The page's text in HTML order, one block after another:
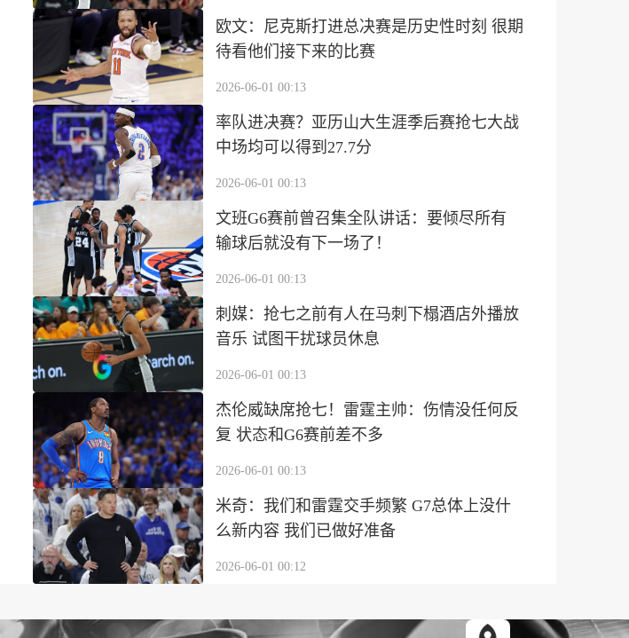
欧文：尼克斯打进总决赛是历史性时刻 很期
待看他们接下来的比赛
2026-06-01 00:13
率队进决赛？亚历山大生涯季后赛抢七大战
中场均可以得到27.7分
2026-06-01 00:13
文班G6赛前曾召集全队讲话：要倾尽所有
输球后就没有下一场了！
2026-06-01 00:13
刺媒：抢七之前有人在马刺下榻酒店外播放
音乐 试图干扰球员休息
2026-06-01 00:13
杰伦威缺席抢七！雷霆主帅：伤情没任何反
复 状态和G6赛前差不多
2026-06-01 00:13
米奇：我们和雷霆交手频繁 G7总体上没什
么新内容 我们已做好准备
2026-06-01 00:12